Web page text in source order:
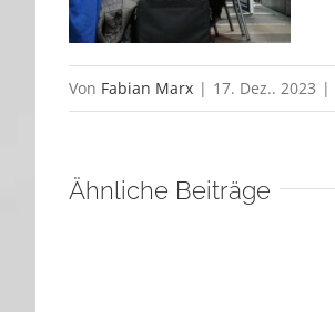
Von Fabian Marx | 17. Dez.. 2023 |
Ähnliche Beiträge